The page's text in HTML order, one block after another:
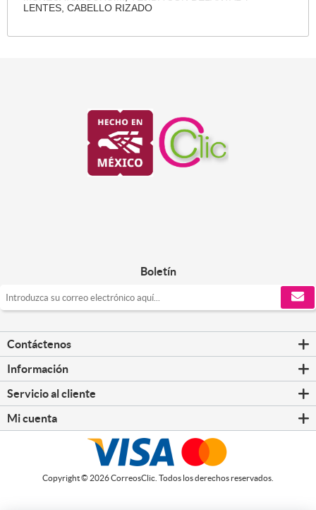
LENTES, CABELLO RIZADO
Boletín
Contáctenos
Información
Servicio al cliente
Mi cuenta
Copyright © 2026 CorreosClic. Todos los derechos reservados.